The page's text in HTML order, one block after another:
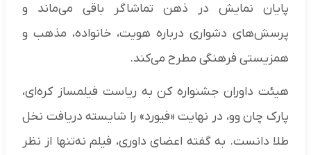
پایان نمایش در ذهن تماشاگر باقی می‌ماند و
پرسش‌های دشواری درباره هویت، خانواده، مذهب و
همزیستی فرهنگی مطرح می‌کند.
هیئت داوران جشنواره کن به ریاست فیلمساز کره‌ای،
پارک چان وو، در نهایت «فیورد» را شایسته دریافت نخل
طلا دانست. به گفته اعضای داوری، فیلم نه‌تنها از نظر